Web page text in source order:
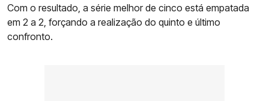
Com o resultado, a série melhor de cinco está empatada
em 2 a 2, forçando a realização do quinto e último
confronto.